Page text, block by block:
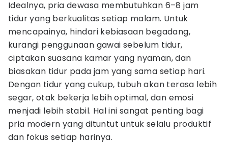
Idealnya, pria dewasa membutuhkan 6–8 jam
tidur yang berkualitas setiap malam. Untuk
mencapainya, hindari kebiasaan begadang,
kurangi penggunaan gawai sebelum tidur,
ciptakan suasana kamar yang nyaman, dan
biasakan tidur pada jam yang sama setiap hari.
Dengan tidur yang cukup, tubuh akan terasa lebih
segar, otak bekerja lebih optimal, dan emosi
menjadi lebih stabil. Hal ini sangat penting bagi
pria modern yang dituntut untuk selalu produktif
dan fokus setiap harinya.